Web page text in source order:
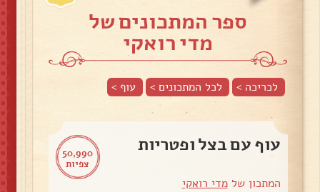
ספר המתכונים של
מדי רואקי
לכריכה > לכל המתכונים > עוף >
50,990
צפיות
עוף עם בצל ופטריות
המתכון שלמדי רואקי